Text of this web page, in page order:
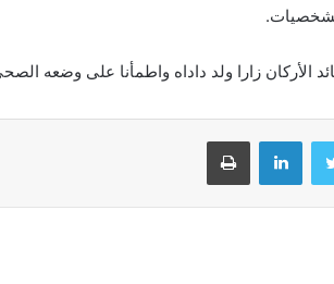
الأركان زارا ولد داداه واطمأنا على وضعه
تويتر لينكدإن طباعة